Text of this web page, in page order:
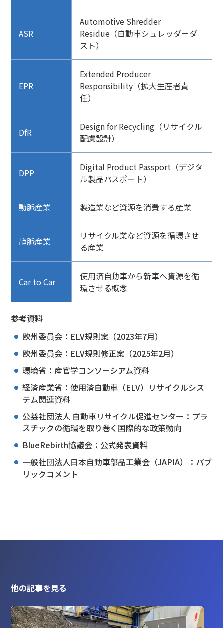
ASR
Automotive Shredder
Residue（自動車シュレッダーダ
スト）
EPR
Extended Producer
Responsibility（拡大生産者責
任）
DfR
Design for Recycling（リサイクル
配慮設計）
DPP
Digital Product Passport（デジタ
ル製品パスポート）
動脈産業 製造業など資源を消費する産業
静脈産業
リサイクル業など資源を循環させ
る産業
Car to Car
使用済自動車から新車へ資源を循
環させる概念
参考資料
欧州委員会：ELV規則案（2023年7月）
欧州委員会：ELV規則修正案（2025年2月）
環境省：産官学コンソーシアム資料
経済産業省：使用済自動車（ELV）リサイクルシス
テム関連資料
公益社団法人 自動車リサイクル促進センター：プラ
スチックの循環を取り巻く国際的な政策動向
BlueRebirth協議会：公式発表資料
一般社団法人日本自動車部品工業会（JAPIA）：パブ
リックコメント
他の記事を見る